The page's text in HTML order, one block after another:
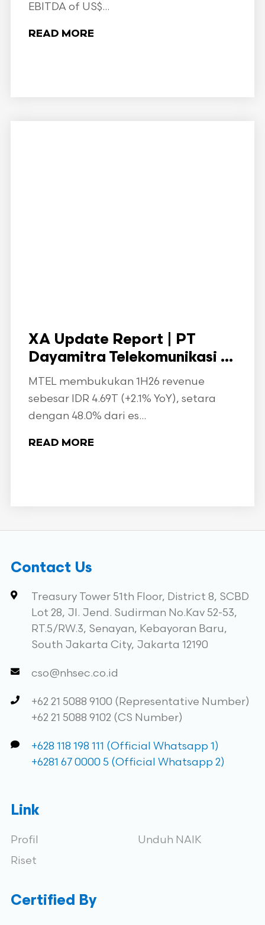
EBITDA of US$...
READ MORE
XA Update Report | PT
Dayamitra Telekomunikasi ...
MTEL membukukan 1H26 revenue
sebesar IDR 4.69T (+2.1% YoY), setara
dengan 48.0% dari es...
READ MORE
Contact Us
Treasury Tower 51th Floor, District 8, SCBD
Lot 28, Jl. Jend. Sudirman No.Kav 52-53,
RT.5/RW.3, Senayan, Kebayoran Baru,
South Jakarta City, Jakarta 12190
cso@nhsec.co.id
+62 21 5088 9100 (Representative Number)
+62 21 5088 9102 (CS Number)
+628 118 198 111 (Official Whatsapp 1)
+6281 67 0000 5 (Official Whatsapp 2)
Link
Profil
Riset
Unduh NAIK
Certified By